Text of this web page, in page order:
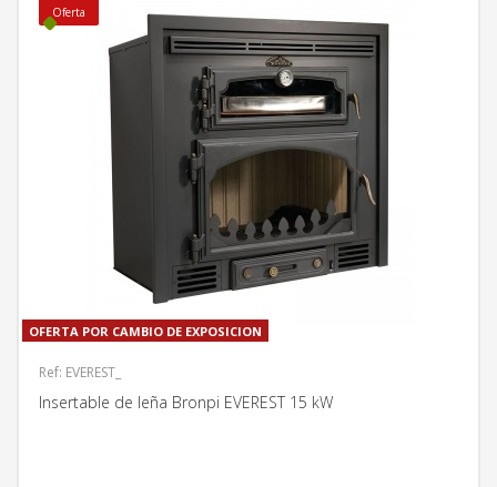
Oferta
OFERTA POR CAMBIO DE EXPOSICION
Ref: EVEREST_
Insertable de leña Bronpi EVEREST 15 kW